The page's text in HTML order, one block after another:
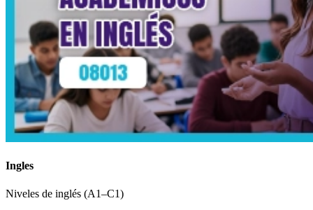
Ingles
Niveles de inglés (A1–C1)